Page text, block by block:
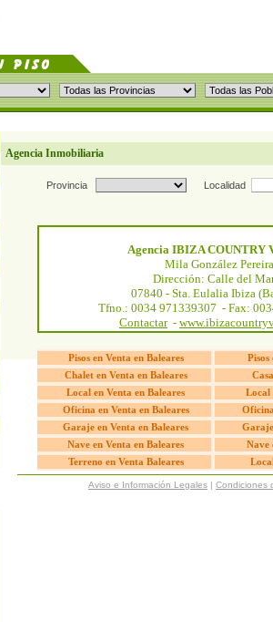
Agencia Inmobiliaria
Provincia Localidad
Agencia IBIZA COUNTRY
Mila González Pereira
Dirección: Calle del
07840 - Sta. Eulalia Ibiza
Tfno.: 0034 971339307 - Fax:
Contactar-
Pisos en Venta en Baleares
Pisos
Chalet en Venta en Baleares
Local en Venta en Baleares
Local
Oficina en Venta en Baleares
Garaje en Venta en Baleares
Nave en Venta en Baleares
Nave
Terreno en Venta Baleares
Aviso e Información Legales | Condiciones